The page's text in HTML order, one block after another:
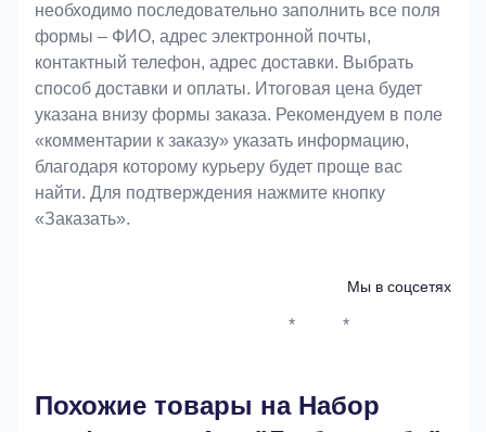
необходимо последовательно заполнить все поля
формы – ФИО, адрес электронной почты,
контактный телефон, адрес доставки. Выбрать
способ доставки и оплаты. Итоговая цена будет
указана внизу формы заказа. Рекомендуем в поле
«комментарии к заказу» указать информацию,
благодаря которому курьеру будет проще вас
найти. Для подтверждения нажмите кнопку
«Заказать».
Мы в соцсетях
* *
Похожие товары на Набор